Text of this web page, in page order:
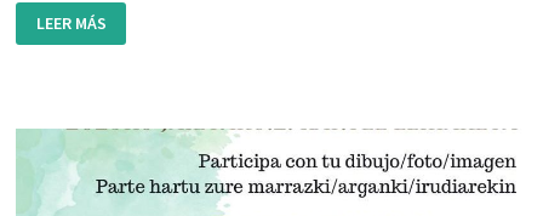
COMIDA
POPULAR:
8
LEER MÁS